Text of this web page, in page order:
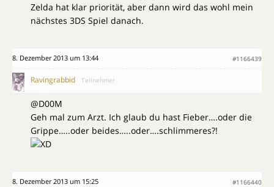
Zelda hat klar priorität, aber dann wird das wohl mein
nächstes 3DS Spiel danach.
8. Dezember 2013 um 13:44 #1166439
Ravingrabbid Teilnehmer
@D00M
Geh mal zum Arzt. Ich glaub du hast Fieber….oder die
Grippe…..oder beides…..oder….schlimmeres?!
8. Dezember 2013 um 15:25 #1166440